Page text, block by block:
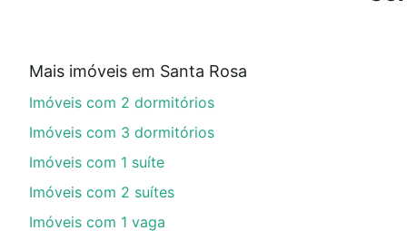
Imóveis com 2 vagas à venda em Santa Rosa, Belo
Aqui na Loft temos a oferta ideal para você, com
de financiamento imobiliário as parcelas podem se
nosso portal quanto custa comprar um apartamento
Mais imóveis em Santa Rosa
Imóveis com 2 dormitórios
Imóveis com 3 dormitórios
Imóveis com 1 suíte
Imóveis com 2 suítes
Imóveis com 1 vaga